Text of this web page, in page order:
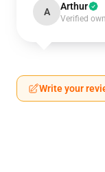
A Arthur
Verified
Write your